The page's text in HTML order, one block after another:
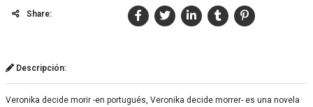
Share:
Descripción:
Veronika decide morir -en portugués, Veronika decide morrer- es una novela